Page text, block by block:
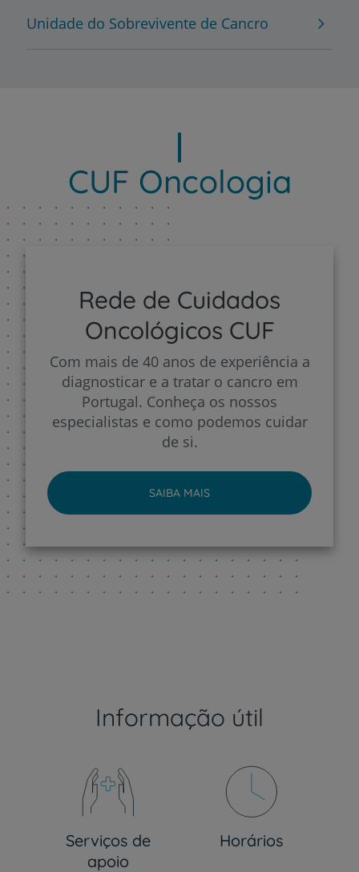
Unidade do Sobrevivente de Cancro
CUF Oncologia
Rede de Cuidados
Oncológicos CUF
Com mais de 40 anos de experiência a
diagnosticar e a tratar o cancro em
Portugal. Conheça os nossos
especialistas e como podemos cuidar
de si.
SAIBA MAIS
Informação útil
Serviços de
apoio
Horários